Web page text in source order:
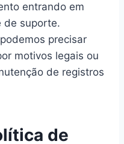
entrando em
de suporte.
precisar
motivos legais ou
de registros
de